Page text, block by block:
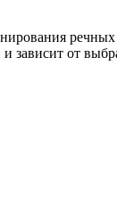
зависит от